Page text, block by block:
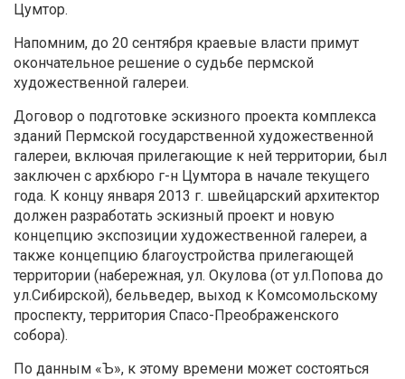
Цумтор.
Напомним, до 20 сентября краевые власти примут
окончательное решение о судьбе пермской
художественной галереи.
Договор о подготовке эскизного проекта комплекса
зданий Пермской государственной художественной
галереи, включая прилегающие к ней территории, был
заключен с архбюро г-н Цумтора в начале текущего
года. К концу января 2013 г. швейцарский архитектор
должен разработать эскизный проект и новую
концепцию экспозиции художественной галереи, а
также концепцию благоустройства прилегающей
территории (набережная, ул. Окулова (от ул.Попова до
ул.Сибирской), бельведер, выход к Комсомольскому
проспекту, территория Спасо-Преображенского
собора).
По данным «Ъ», к этому времени может состояться